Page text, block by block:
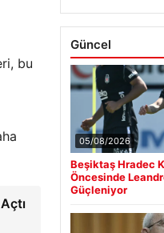
bu
Güncel
05/08/2026
Beşiktaş Hradec
Öncesinde
Güçleniyor